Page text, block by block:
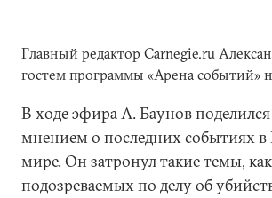
Главный редактор Carnegie.ru
гостем программы «Арена событий»
В ходе эфира А. Баунов
мнением о последних событиях в
мире. Он затронул такие темы,
подозреваемых по делу об